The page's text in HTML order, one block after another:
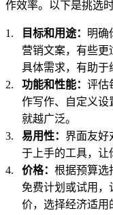
作效率。以下是挑选
目标和用途： 明确
营销文案，有些更
具体需求，有助于
功能和性能： 评估
作写作、自定义设
就越广泛。
易用性： 界面友好
于上手的工具，让
价格： 根据预算选
免费计划或试用，
价，选择经济适用